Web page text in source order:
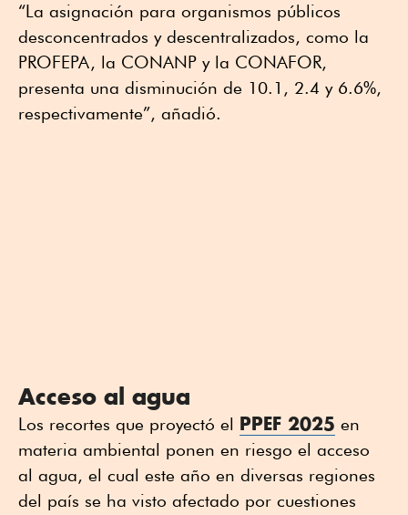
“La asignación para organismos públicos
desconcentrados y descentralizados, como la
PROFEPA, la CONANP y la CONAFOR,
presenta una disminución de 10.1, 2.4 y 6.6%,
respectivamente”, añadió.
Acceso al agua
Los recortes que proyectó el PPEF 2025 en
materia ambiental ponen en riesgo el acceso
al agua, el cual este año en diversas regiones
del país se ha visto afectado por cuestiones